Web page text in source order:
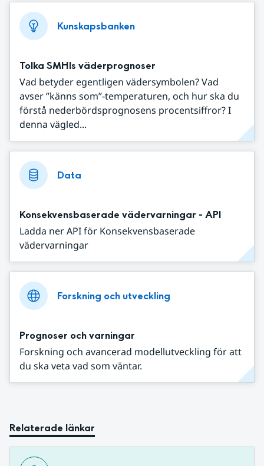
Kunskapsbanken
Tolka SMHIs väderprognoser
Vad betyder egentligen vädersymbolen? Vad
avser ”känns som”-temperaturen, och hur ska du
förstå nederbördsprognosens procentsiffror? I
denna vägled...
Data
Konsekvensbaserade vädervarningar - API
Ladda ner API för Konsekvensbaserade
vädervarningar
Forskning och utveckling
Prognoser och varningar
Forskning och avancerad modellutveckling för att
du ska veta vad som väntar.
Relaterade länkar